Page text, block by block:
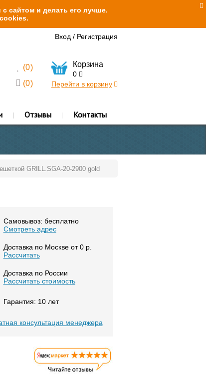
сайтом и делать его лучше.
Вход / Регистрация
(0)
(0)
Корзина
0
Перейти в корзину
Отзывы Контакты
GRILL.SGA-20-2900 gold
Самовывоз: бесплатно
Смотреть адрес
Доставка по Москве от 0 р.
Расcчитать
Доставка по России
Рассчитать стоимость
Гарантия: 10 лет
консультация менеджера